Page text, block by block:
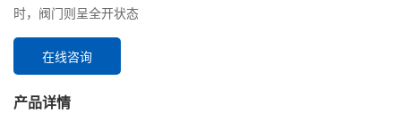
时，阀门则呈全开状态
在线咨询
产品详情